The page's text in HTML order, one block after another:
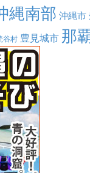
縄南部 沖縄市
谷村 豊見城市 那